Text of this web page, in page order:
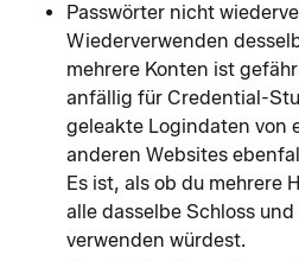
Passwörter nicht
Wiederverwenden
mehrere Konten ist
anfällig für Credential-
geleakte Logindaten von
anderen Websites
Es ist, als ob du mehrere
alle dasselbe Schloss
verwenden würdest.